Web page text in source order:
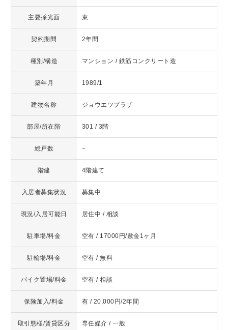
主要採光面 東
契約期間 2年間
種別/構造 マンション / 鉄筋コンクリート造
築年月 1989/1
建物名称 ジョウエツプラザ
部屋/所在階 301 / 3階
総戸数 −
階建 4階建て
入居者募集状況 募集中
現況/入居可能日 居住中 / 相談
駐車場/料金 空有 / 17000円/敷金1ヶ月
駐輪場/料金 空有 / 無料
バイク置場/料金 空有 / 相談
保険加入/料金 有 / 20,000円/2年間
取引態様/賃貸区分 専任媒介 / 一般